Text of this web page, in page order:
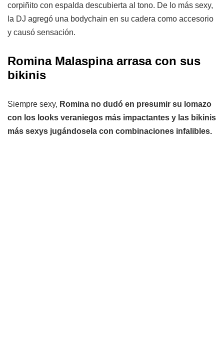
corpiñito con espalda descubierta al tono. De lo más sexy,
la DJ agregó una bodychain en su cadera como accesorio
y causó sensación.
Romina Malaspina arrasa con sus
bikinis
Siempre sexy, Romina no dudó en presumir su lomazo
con los looks veraniegos más impactantes y las bikinis
más sexys jugándosela con combinaciones infalibles.